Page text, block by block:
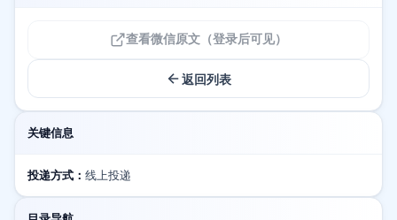
查看微信原文（登录后可见）
返回列表
关键信息
投递方式： 线上投递